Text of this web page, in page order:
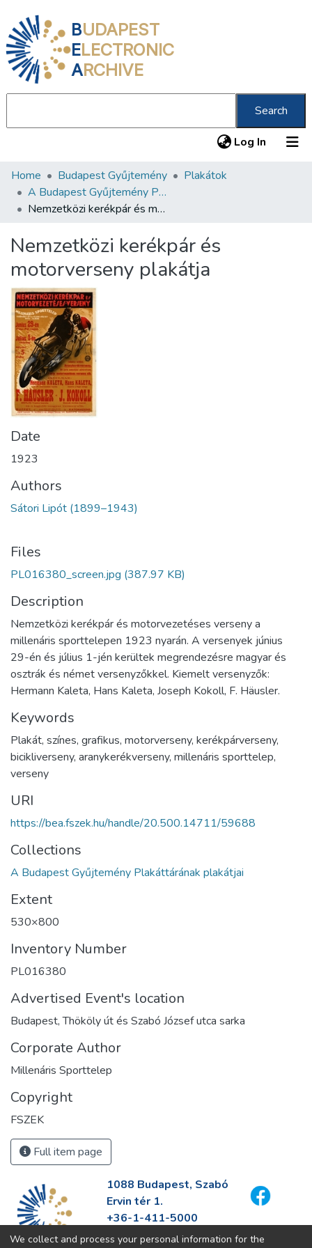
BUDAPEST
ELECTRONIC
ARCHIVE
Search
Log In (current)
Communities & Collections
All of DSpace
About us
Home Budapest Gyűjtemény
Plakátok
A Budapest Gyűjtemény Plakáttárának plakátjai
Nemzetközi kerékpár és motorverseny plakátja
Nemzetközi kerékpár és
motorverseny plakátja
Date
1923
Authors
Sátori Lipót (1899–1943)
Files
PL016380_screen.jpg (387.97 KB)
Description
Nemzetközi kerékpár és motorvezetéses verseny a
millenáris sporttelepen 1923 nyarán. A versenyek június
29-én és július 1-jén kerültek megrendezésre magyar és
osztrák és német versenyzőkkel. Kiemelt versenyzők:
Hermann Kaleta, Hans Kaleta, Joseph Kokoll, F. Häusler.
Keywords
Plakát, színes, grafikus, motorverseny, kerékpárverseny,
bicikliverseny, aranykerékverseny, millenáris sporttelep,
verseny
URI
https://bea.fszek.hu/handle/20.500.14711/59688
Collections
A Budapest Gyűjtemény Plakáttárának plakátjai
Extent
530×800
Inventory Number
PL016380
Advertised Event's location
Budapest, Thököly út és Szabó József utca sarka
Corporate Author
Millenáris Sporttelep
Copyright
FSZEK
Full item page
1088 Budapest, Szabó
Ervin tér 1.
+36-1-411-5000
info@fszek.hu
We collect and process your personal information for the